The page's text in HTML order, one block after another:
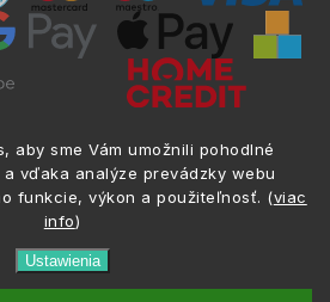
aby sme Vám umožnili pohodlné
vďaka analýze prevádzky webu
funkcie, výkon a použiteľnosť. (viac
info)
Ustawienia
zastrzeżone.